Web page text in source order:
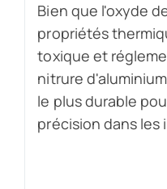
Bien que l'oxyde
propriétés
toxique et
nitrure
le plus durable
précision dans les